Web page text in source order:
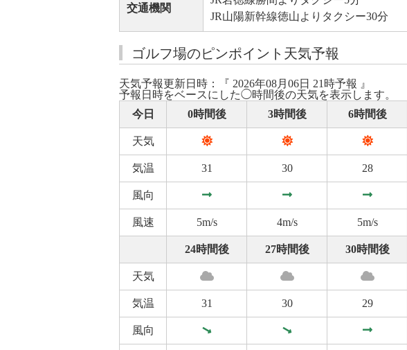
交通機関
JR山陽新幹線徳山よりタクシー30分
ゴルフ場のピンポイント天気予報
天気予報更新日時：『 2026年08月06日 21時予報 』
予報日時をベースにした◯時間後の天気を表示します。
今日
0時間後 3時間後 6時間後
天気
気温 31 30 28
風向
風速 5m/s 4m/s 5m/s
24時間後 27時間後 30時間後
天気
気温 31 30 29
風向